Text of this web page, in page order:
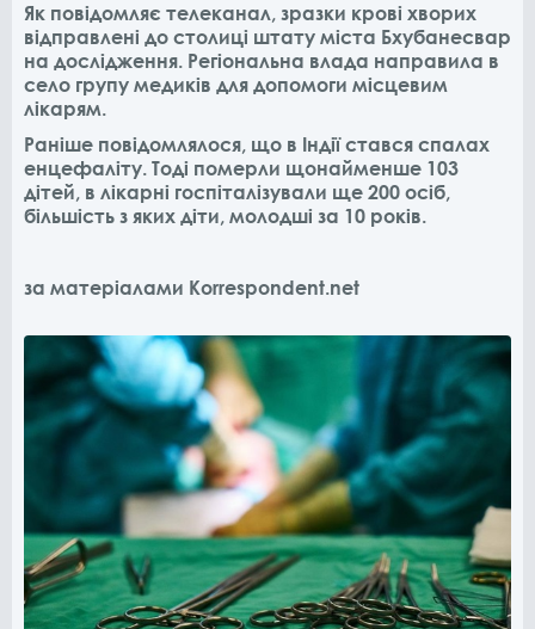
Як повідомляє телеканал, зразки крові хворих
відправлені до столиці штату міста Бхубанесвар
на дослідження. Регіональна влада направила в
село групу медиків для допомоги місцевим
лікарям.
Раніше повідомлялося, що в Індії стався спалах
енцефаліту. Тоді померли щонайменше 103
дітей, в лікарні госпіталізували ще 200 осіб,
більшість з яких діти, молодші за 10 років.
за матеріалами Korrespondent.net